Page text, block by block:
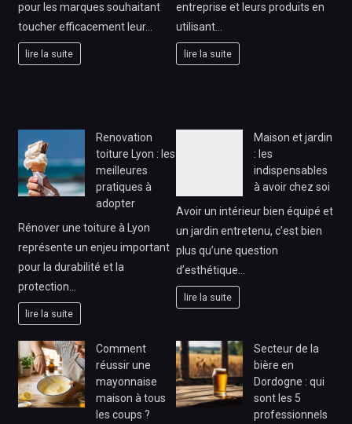
pour les marques souhaitant
toucher efficacement leur…
lire la suite
entreprise et leurs produits en
utilisant…
lire la suite
Renovation
toiture Lyon : les
meilleures
pratiques à
adopter
Rénover une toiture à Lyon
représente un enjeu important
pour la durabilité et la
protection…
lire la suite
Maison et jardin
: les
indispensables
à avoir chez soi
Avoir un intérieur bien équipé et
un jardin entretenu, c’est bien
plus qu’une question
d’esthétique…
lire la suite
Comment
réussir une
mayonnaise
maison à tous
les coups ?
Secteur de la
bière en
Dordogne : qui
sont les 5
professionnels